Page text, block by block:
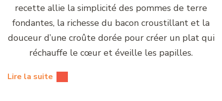
recette allie la simplicité des pommes de terre
fondantes, la richesse du bacon croustillant et la
douceur d’une croûte dorée pour créer un plat qui
réchauffe le cœur et éveille les papilles.
Lire la suite